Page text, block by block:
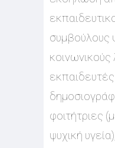
συμβούλους
κοινωνικούς
φοιτήτριες
ψυχική